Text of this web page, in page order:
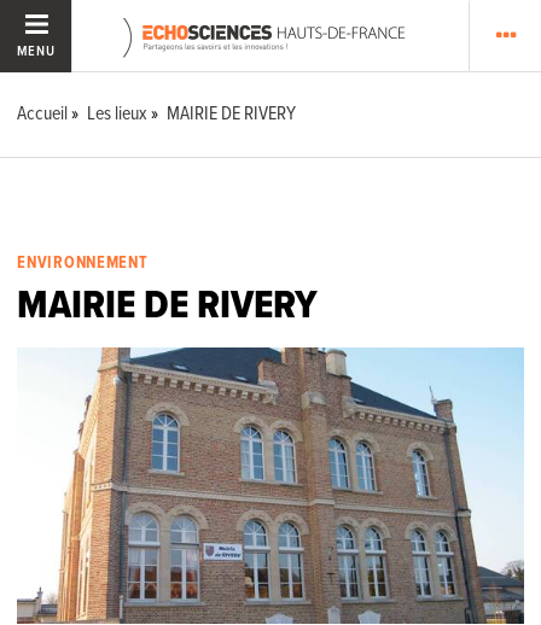
MENU
Accueil Les lieux MAIRIE DE RIVERY
ENVIRONNEMENT
MAIRIE DE RIVERY